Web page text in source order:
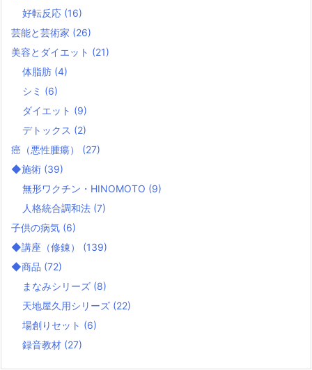
好転反応 (16)
芸能と芸術家 (26)
美容とダイエット (21)
体脂肪 (4)
シミ (6)
ダイエット (9)
デトックス (2)
癌（悪性腫瘍） (27)
◆施術 (39)
無形ワクチン・HINOMOTO (9)
人格統合調和法 (7)
子供の病気 (6)
◆講座（修錬） (139)
◆商品 (72)
まなみシリーズ (8)
天地屋久用シリーズ (22)
場創りセット (6)
録音教材 (27)